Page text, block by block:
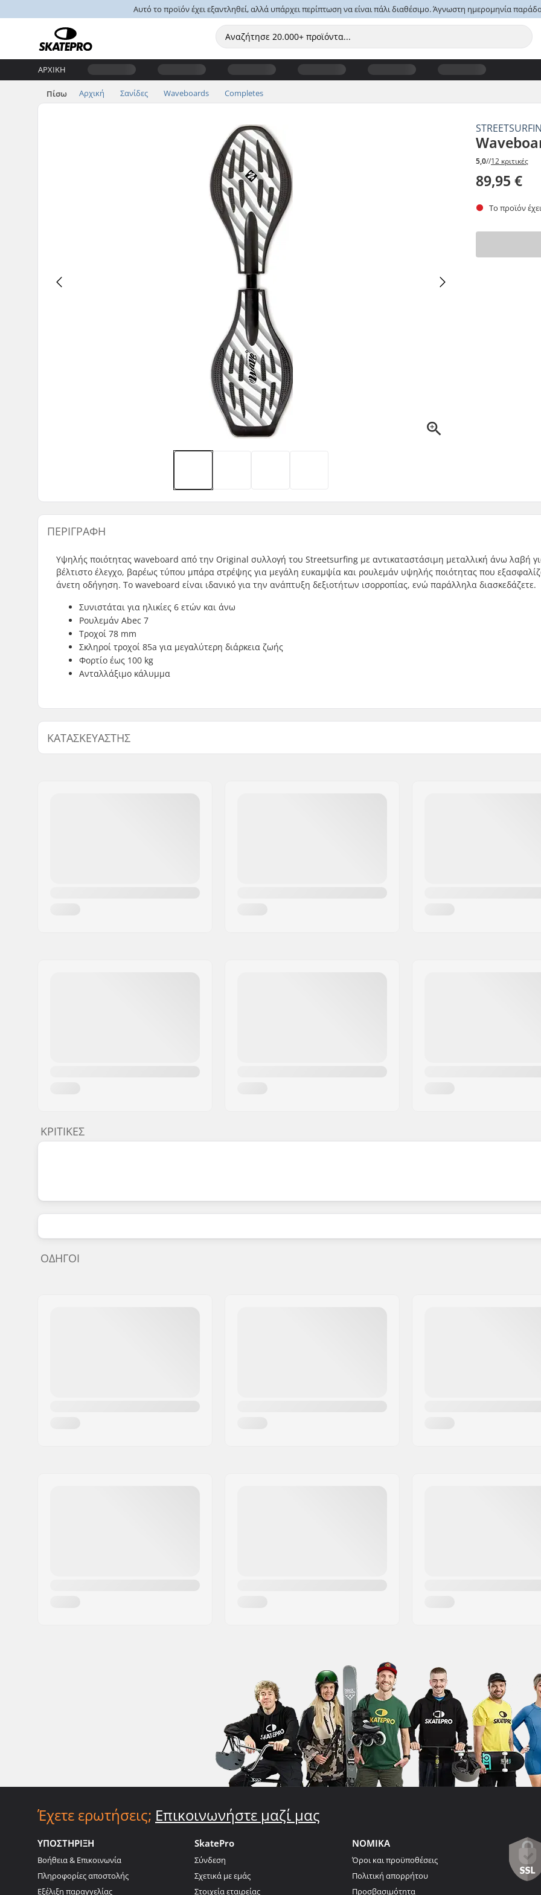
Αυτό το προϊόν έχει εξαντληθεί, αλλά υπάρχει περίπτωση να είναι πάλι διαθέσιμο. Άγνωστη ημερομηνία
ΑΡΧΙΚΉ
Πίσω Αρχική Σανίδες Waveboards Completes
5,0//12 κριτικές
89,95 €
Το προϊόν
ΠΕΡΙΓΡΑΦΉ
Υψηλής ποιότητας waveboard από την Original συλλογή του Streetsurfing με αντικαταστάσιμη μεταλλική άνω λαβή
βέλτιστο έλεγχο, βαρέως τύπου μπάρα στρέψης για μεγάλη ευκαμψία και ρουλεμάν υψηλής ποιότητας που
άνετη οδήγηση. Το waveboard είναι ιδανικό για την ανάπτυξη δεξιοτήτων ισορροπίας, ενώ παράλληλα διασκεδάζετε.
Συνιστάται για ηλικίες 6 ετών και άνω
Ρουλεμάν Abec 7
Τροχοί 78 mm
Σκληροί τροχοί 85a για μεγαλύτερη διάρκεια ζωής
Φορτίο έως 100 kg
Ανταλλάξιμο κάλυμμα
ΚΑΤΑΣΚΕΥΑΣΤΉΣ
ΚΡΙΤΙΚΈΣ
ΟΔΗΓΟΊ
Έχετε ερωτήσεις; Επικοινωνήστε μαζί μας
ΥΠΟΣΤΗΡΙΞΗ
Βοήθεια & Επικοινωνία
Πληροφορίες αποστολής
Εξέλιξη παραγγελίας
SkatePro
Σύνδεση
Σχετικά με εμάς
Στοιχεία εταιρείας
ΝΟΜΙΚΑ
Όροι και προϋποθέσεις
Πολιτική απορρήτου
Προσβασιμότητα